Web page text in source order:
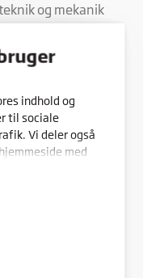
indhold og
til sociale
Vi deler også
med
Vores
med andre
som de har
og mekanik
at bruge dine
med kunder
i forbindelse med